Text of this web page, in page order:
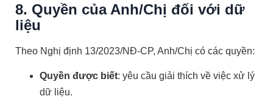
8. Quyền của Anh/Chị đối với dữ
liệu
Theo Nghị định 13/2023/NĐ-CP, Anh/Chị có các quyền:
Quyền được biết: yêu cầu giải thích về việc xử lý
dữ liệu.